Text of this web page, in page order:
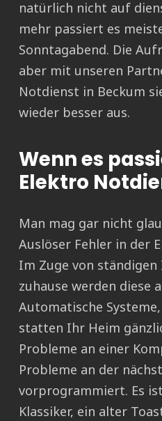
natürlich nicht auf
mehr passiert es
Sonntagabend. Die
aber mit unseren
Notdienst in Beckum
wieder besser aus.
Wenn es
Elektro
Man mag gar nicht
Auslöser Fehler in der
Im Zuge von
zuhause werden diese
Automatische
statten Ihr Heim
Probleme an einer
Probleme an der
vorprogrammiert. Es
Klassiker, ein alter